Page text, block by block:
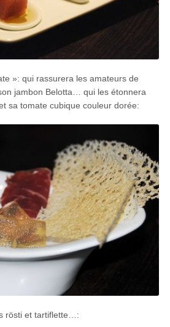
»: qui rassurera les amateurs de
jambon Belotta… qui les étonnera
sa tomate cubique couleur dorée:
rösti et tartiflette…: